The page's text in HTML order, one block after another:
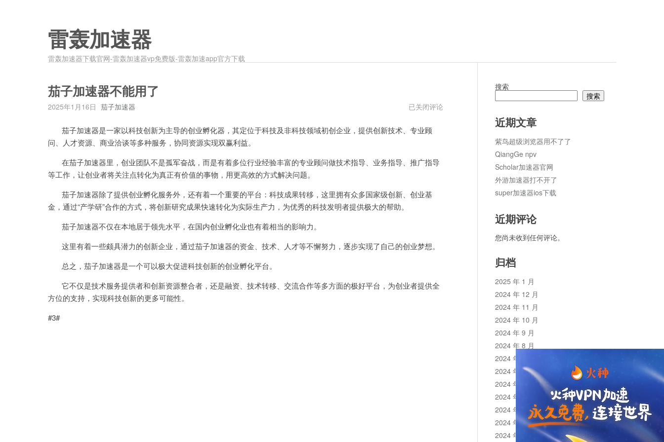
雷轰加速器
雷轰加速器下载官网-雷轰加速器vp免费版-雷轰加速app官方下载
茄子加速器不能用了
2025年1月16日 茄子加速器
茄
速
用
了
已关闭评论
茄子加速器是一家以科技创新为主导的创业孵化器，其定位于科技及非科技领域初创企业，提供创新技术、专业顾
问、人才资源、商业洽谈等多种服务，协同资源实现双赢利益。
在茄子加速器里，创业团队不是孤军奋战，而是有着多位行业经验丰富的专业顾问做技术指导、业务指导、推广指导
等工作，让创业者将关注点转化为真正有价值的事物，用更高效的方式解决问题。
茄子加速器除了提供创业孵化服务外，还有着一个重要的平台：科技成果转移，这里拥有众多国家级创新、创业基
金，通过“产学研”合作的方式，将创新研究成果快速转化为实际生产力，为优秀的科技发明者提供极大的帮助。
茄子加速器不仅在本地居于领先水平，在国内创业孵化业也有着相当的影响力。
这里有着一些颇具潜力的创新企业，通过茄子加速器的资金、技术、人才等不懈努力，逐步实现了自己的创业梦想。
总之，茄子加速器是一个可以极大促进科技创新的创业孵化平台。
它不仅是技术服务提供者和创新资源整合者，还是融资、技术转移、交流合作等多方面的极好平台，为创业者提供全
方位的支持，实现科技创新的更多可能性。
#3#
搜索
搜索
近期文章
紫鸟超级浏览器用不了了
QiangGe npv
Scholar加速器官网
外游加速器打不开了
super加速器ios下载
近期评论
您尚未收到任何评论。
归档
2025 年 1 月
2024 年 12 月
2024 年 11 月
2024 年 10 月
2024 年 9 月
2024 年 8 月
2024 年 7 月
2024 年 6 月
2024 年 5 月
2024 年 4 月
2024 年 3 月
2024 年 2 月
2024 年 1 月